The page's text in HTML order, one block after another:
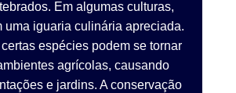
Em algumas culturas,
uma iguaria culinária apreciada.
espécies podem se tornar
agrícolas, causando
e jardins. A conservação